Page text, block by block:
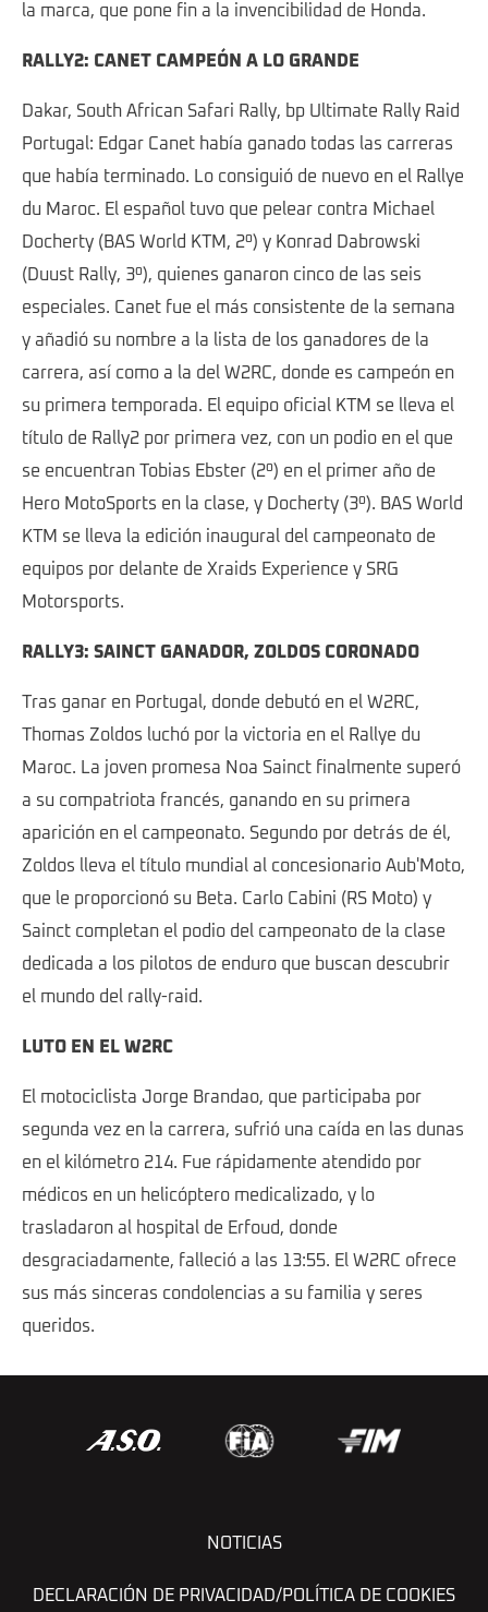
la marca, que pone fin a la invencibilidad de Honda.
RALLY2: CANET CAMPEÓN A LO GRANDE
Dakar, South African Safari Rally, bp Ultimate Rally Raid
Portugal: Edgar Canet había ganado todas las carreras
que había terminado. Lo consiguió de nuevo en el Rallye
du Maroc. El español tuvo que pelear contra Michael
Docherty (BAS World KTM, 2º) y Konrad Dabrowski
(Duust Rally, 3º), quienes ganaron cinco de las seis
especiales. Canet fue el más consistente de la semana
y añadió su nombre a la lista de los ganadores de la
carrera, así como a la del W2RC, donde es campeón en
su primera temporada. El equipo oficial KTM se lleva el
título de Rally2 por primera vez, con un podio en el que
se encuentran Tobias Ebster (2º) en el primer año de
Hero MotoSports en la clase, y Docherty (3º). BAS World
KTM se lleva la edición inaugural del campeonato de
equipos por delante de Xraids Experience y SRG
Motorsports.
RALLY3: SAINCT GANADOR, ZOLDOS CORONADO
Tras ganar en Portugal, donde debutó en el W2RC,
Thomas Zoldos luchó por la victoria en el Rallye du
Maroc. La joven promesa Noa Sainct finalmente superó
a su compatriota francés, ganando en su primera
aparición en el campeonato. Segundo por detrás de él,
Zoldos lleva el título mundial al concesionario Aub'Moto,
que le proporcionó su Beta. Carlo Cabini (RS Moto) y
Sainct completan el podio del campeonato de la clase
dedicada a los pilotos de enduro que buscan descubrir
el mundo del rally-raid.
LUTO EN EL W2RC
El motociclista Jorge Brandao, que participaba por
segunda vez en la carrera, sufrió una caída en las dunas
en el kilómetro 214. Fue rápidamente atendido por
médicos en un helicóptero medicalizado, y lo
trasladaron al hospital de Erfoud, donde
desgraciadamente, falleció a las 13:55. El W2RC ofrece
sus más sinceras condolencias a su familia y seres
queridos.
NOTICIAS
DECLARACIÓN DE PRIVACIDAD/POLÍTICA DE COOKIES